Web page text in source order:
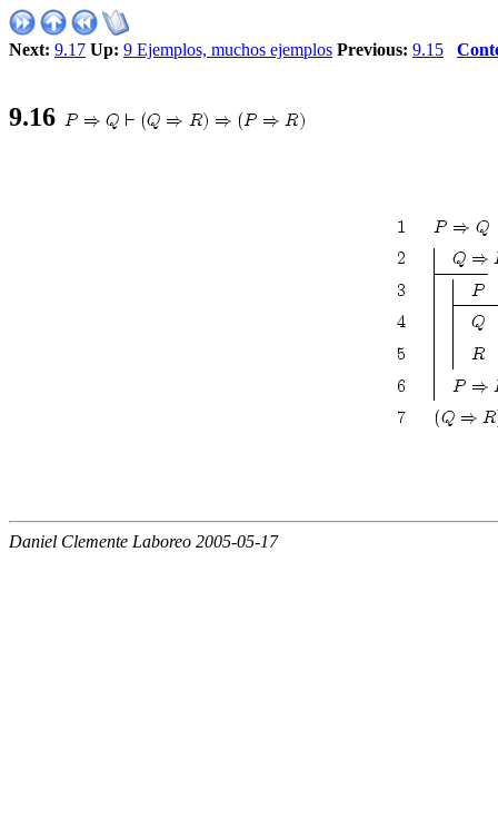
Next: 9.17 Up: 9 Ejemplos, muchos ejemplos Previous: 9.15
9.16
Daniel Clemente Laboreo 2005-05-17